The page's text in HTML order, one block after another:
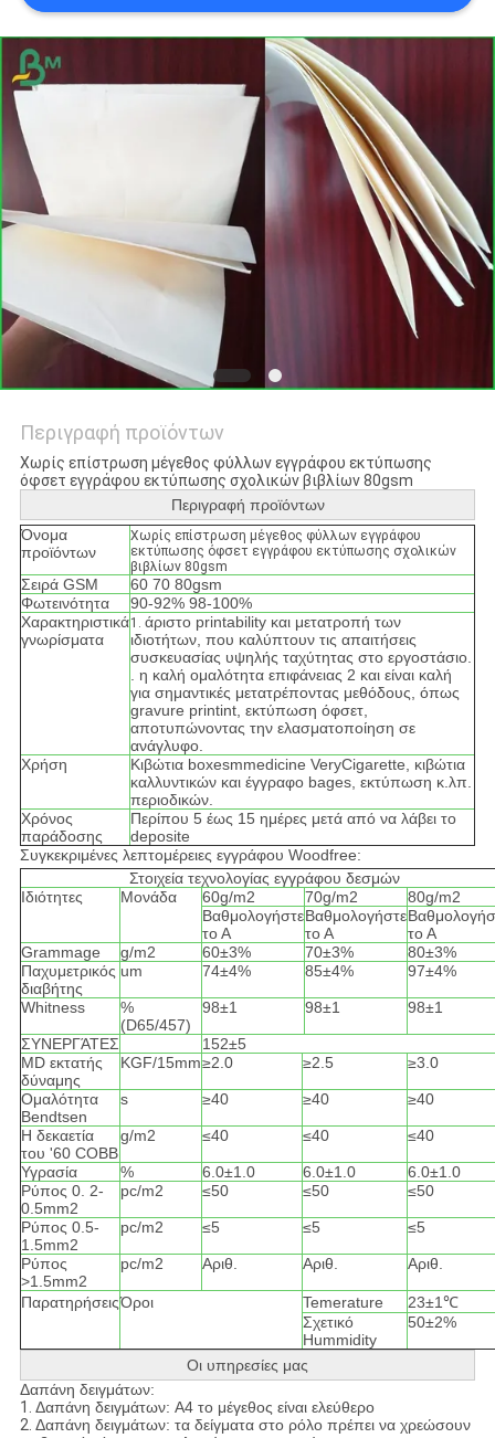
Περιγραφή προϊόντων
Χωρίς επίστρωση μέγεθος φύλλων εγγράφου εκτύπωσης
όφσετ εγγράφου εκτύπωσης σχολικών βιβλίων 80gsm
Περιγραφή προϊόντων
Όνομα
προϊόντων
Χωρίς επίστρωση μέγεθος φύλλων εγγράφου
εκτύπωσης όφσετ εγγράφου εκτύπωσης σχολικών
βιβλίων 80gsm
Σειρά GSM
60 70 80gsm
Φωτεινότητα
90-92% 98-100%
Χαρακτηριστικά
γνωρίσματα
1. άριστο printability και μετατροπή των
ιδιοτήτων, που καλύπτουν τις απαιτήσεις
συσκευασίας υψηλής ταχύτητας στο εργοστάσιο.
. η καλή ομαλότητα επιφάνειας 2 και είναι καλή
για σημαντικές μετατρέποντας μεθόδους, όπως
gravure printint, εκτύπωση όφσετ,
αποτυπώνοντας την ελασματοποίηση σε
ανάγλυφο.
Χρήση
Κιβώτια boxesmmedicine VeryCigarette, κιβώτια
καλλυντικών και έγγραφο bages, εκτύπωση κ.λπ.
περιοδικών.
Χρόνος
παράδοσης
Περίπου 5 έως 15 ημέρες μετά από να λάβει το
deposite
Συγκεκριμένες λεπτομέρειες εγγράφου Woodfree:
Στοιχεία τεχνολογίας εγγράφου δεσμών
Ιδιότητες
Μονάδα 60g/m2 70g/m2
80g/m2
Βαθμολογήστε
το Α
Βαθμολογήστε
το Α
το Α
Grammage
g/m2 60±3% 70±3%
80±3%
Παχυμετρικός
διαβήτης
um 74±4% 85±4% 97±4%
Whitness
%
(D65/457)
98±1 98±1 98±1
ΣΥΝΕΡΓΆΤΕΣ
152±5
MD εκτατής
δύναμης
KGF/15mm≥2.0 ≥2.5 ≥3.0
Ομαλότητα
Bendtsen
s ≥40 ≥40 ≥40
Η δεκαετία
του '60 COBB
g/m2 ≤40 ≤40 ≤40
Υγρασία % 6.0±1.0 6.0±1.0
6.0±1.0
Ρύπος 0. 2-
0.5mm2
pc/m2 ≤50 ≤50 ≤50
Ρύπος 0.5-
1.5mm2
pc/m2 ≤5 ≤5 ≤5
Ρύπος
>1.5mm2
pc/m2 Αριθ. Αριθ. Αριθ.
ΠαρατηρήσειςΌροι Temerature
23±1℃
Σχετικό
Hummidity
50±2%
Οι υπηρεσίες μας
Δαπάνη δειγμάτων:
1. Δαπάνη δειγμάτων: A4 το μέγεθος είναι ελεύθερο
2. Δαπάνη δειγμάτων: τα δείγματα στο ρόλο πρέπει να χρεώσουν